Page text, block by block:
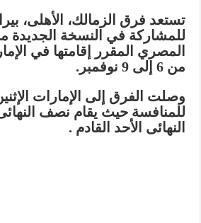
تستعد فرق الزمالك، الأهلى،
للمشاركة في النسخة الجديدة
المصري المقرر إقامتها في
من 6 إلى 9 نوفمبر.
وصلت الفرق إلى الإمارات
للمنافسة حيث يقام نصف
النهائى الأحد القادم .